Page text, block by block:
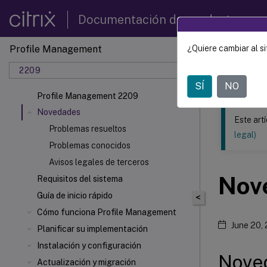
Documentación de productos
Profile Management
2209
Profile Management 2209
Novedades
Problemas resueltos
Problemas conocidos
Avisos legales de terceros
Requisitos del sistema
Guía de inicio rápido
Cómo funciona Profile Management
Planificar su implementación
Instalación y configuración
Actualización y migración
Este
Profile
<
Este
legal)
June 20,
¿Quiere cambiar al
SÍ NO